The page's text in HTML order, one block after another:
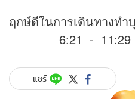
ฤกษ์ดีในการเดินทางท
6:21 - 11:29
แชร์